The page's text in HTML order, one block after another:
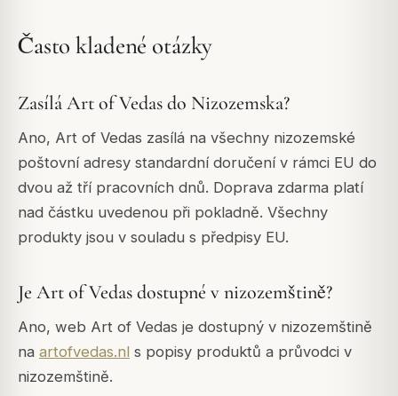
Často kladené otázky
Zasílá Art of Vedas do Nizozemska?
Ano, Art of Vedas zasílá na všechny nizozemské
poštovní adresy standardní doručení v rámci EU do
dvou až tří pracovních dnů. Doprava zdarma platí
nad částku uvedenou při pokladně. Všechny
produkty jsou v souladu s předpisy EU.
Je Art of Vedas dostupné v nizozemštině?
Ano, web Art of Vedas je dostupný v nizozemštině
na artofvedas.nl s popisy produktů a průvodci v
nizozemštině.